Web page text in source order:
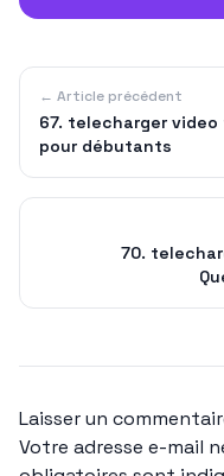
← Article précédent
67. telecharger video
pour débutants
70.
Laisser un
Votre adresse e-mail